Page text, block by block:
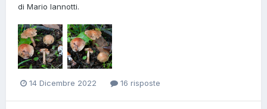
di Mario Iannotti.
14 Dicembre 2022 16 risposte